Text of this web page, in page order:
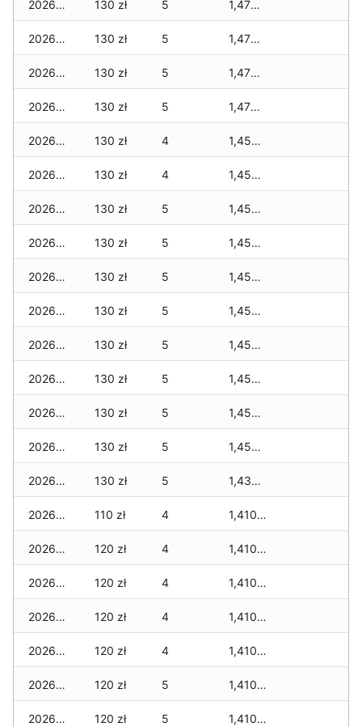
2026-05-12 130 zł 5 1,470 zł
2026-05-09 130 zł 5 1,470 zł
2026-05-08 130 zł 5 1,470 zł
2026-05-07 130 zł 5 1,470 zł
2026-05-06 130 zł 4 1,450 zł
2026-05-05 130 zł 4 1,450 zł
2026-05-04 130 zł 5 1,450 zł
2026-05-03 130 zł 5 1,450 zł
2026-05-02 130 zł 5 1,450 zł
2026-05-01 130 zł 5 1,450 zł
2026-04-30 130 zł 5 1,450 zł
2026-04-29 130 zł 5 1,450 zł
2026-04-28 130 zł 5 1,450 zł
2026-04-27 130 zł 5 1,450 zł
2026-04-26 130 zł 5 1,430 zł
2026-04-25 110 zł 4 1,410 zł
2026-04-24 120 zł 4 1,410 zł
2026-04-23 120 zł 4 1,410 zł
2026-04-22 120 zł 4 1,410 zł
2026-04-21 120 zł 4 1,410 zł
2026-04-20 120 zł 5 1,410 zł
2026-04-19 120 zł 5 1,410 zł